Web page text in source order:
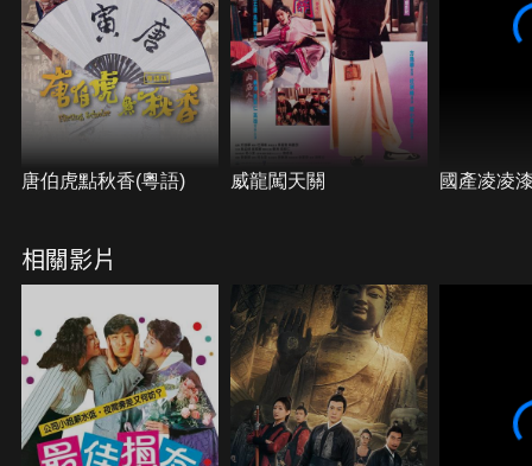
唐伯虎點秋香(粵語) 威龍闖天關 國產凌凌
相關影片